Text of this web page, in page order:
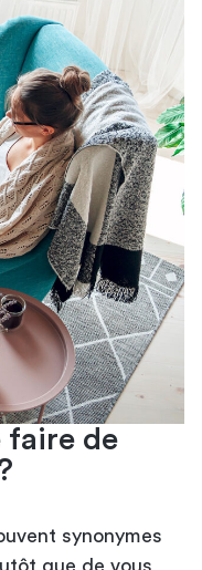
faire de
synonymes
que de vous